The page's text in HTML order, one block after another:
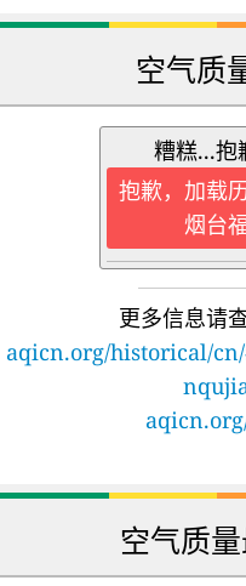
空气质
糟糕...抱
抱歉，加载
烟台
更多信息请
aqicn.org/historical/
空气质